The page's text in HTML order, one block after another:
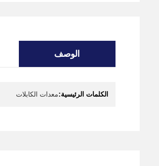
الوصف
الكلمات الرئيسية:معدات الكابلات